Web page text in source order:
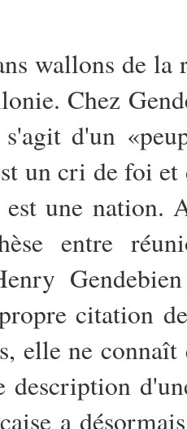
wallons de
Chez
d'un
un cri de foi
une nation.
entre
citation
elle ne
description
a